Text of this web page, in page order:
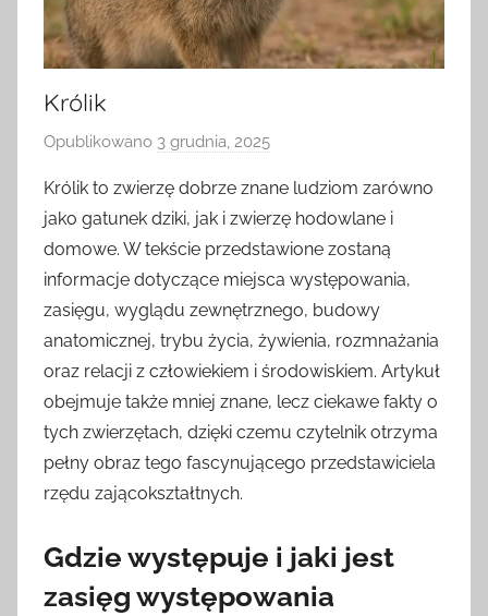
Królik
Opublikowano 3 grudnia, 2025
z
e
z
Królik to zwierzę dobrze znane ludziom zarówno
jako gatunek dziki, jak i zwierzę hodowlane i
domowe. W tekście przedstawione zostaną
informacje dotyczące miejsca występowania,
zasięgu, wyglądu zewnętrznego, budowy
anatomicznej, trybu życia, żywienia, rozmnażania
oraz relacji z człowiekiem i środowiskiem. Artykuł
obejmuje także mniej znane, lecz ciekawe fakty o
tych zwierzętach, dzięki czemu czytelnik otrzyma
pełny obraz tego fascynującego przedstawiciela
rzędu zającokształtnych.
Gdzie występuje i jaki jest
zasięg występowania